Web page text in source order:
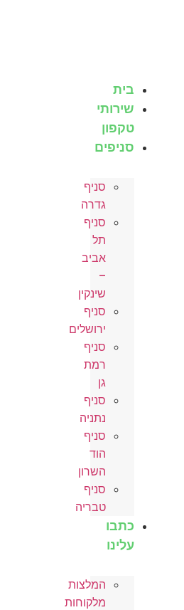
בית
שירותי
טקפון
סניפים
סניף
גדרה
סניף
תל
אביב
–
שינקין
סניף
ירושלים
סניף
רמת
גן
סניף
נתניה
סניף
הוד
השרון
סניף
טבריה
כתבו
עלינו
המלצות
מלקוחות